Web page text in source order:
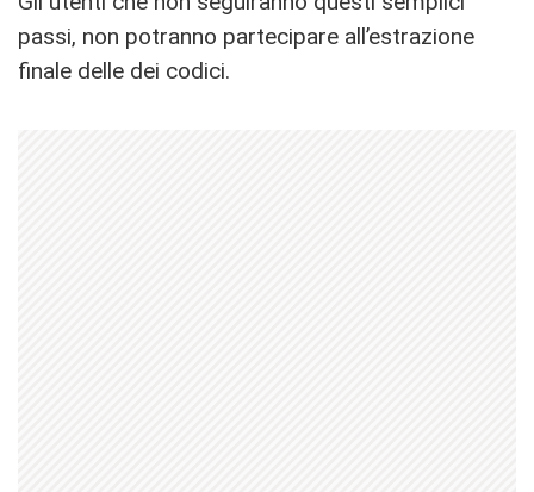
passi, non potranno partecipare all’estrazione
finale delle dei codici.